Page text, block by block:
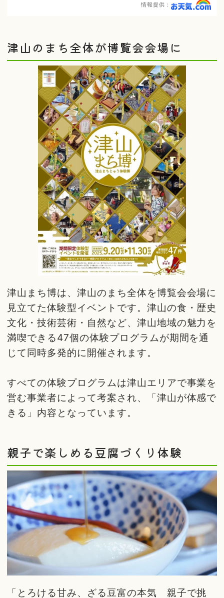
情報提供：
津山のまち全体が博覧会会場に
津山まち博は、津山のまち全体を博覧会会場に
見立てた体験型イベントです。津山の食・歴史
文化・技術芸術・自然など、津山地域の魅力を
満喫できる47個の体験プログラムが期間を通
じて同時多発的に開催されます。
すべての体験プログラムは津山エリアで事業を
営む事業者によって考案され、「津山が体感で
きる」内容となっています。
親子で楽しめる豆腐づくり体験
「とろける甘み、ざる豆富の本気 親子で挑